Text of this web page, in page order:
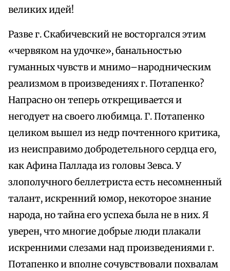
великих идей!
Разве г. Скабичевский не восторгался этим
«червяком на удочке», банальностью
гуманных чувств и мнимо–народническим
реализмом в произведениях г. Потапенко?
Напрасно он теперь открещивается и
негодует на своего любимца. Г. Потапенко
целиком вышел из недр почтенного критика,
из неисправимо добродетельного сердца его,
как Афина Паллада из головы Зевса. У
злополучного беллетриста есть несомненный
талант, искренний юмор, некоторое знание
народа, но тайна его успеха была не в них. Я
уверен, что многие добрые люди плакали
искренними слезами над произведениями г.
Потапенко и вполне сочувствовали похвалам